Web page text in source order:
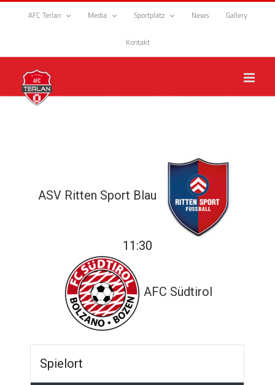
Zum
AFC Terlan Media Sportplatz News Gallery
Kontakt
ASV Ritten Sport Blau
11:30
AFC Südtirol
Spielort